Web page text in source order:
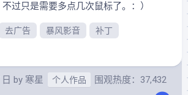
过只是需要多点几次鼠标了。：）
去广告 暴风影音 补丁
by 寒星 个人作品
围观热度：37,432